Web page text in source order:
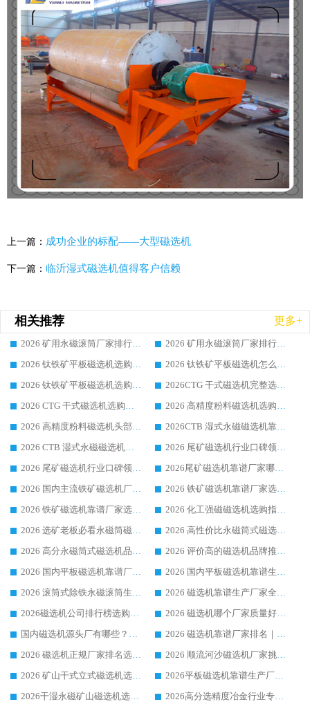
上一篇： 成功企业的标配——大型磁选机
下一篇： 临沂湿式磁选机值得客户信赖
相关推荐 更多+
2026 矿用永磁滚筒厂家排行榜选购干货指南 行业口碑标杆华体会手机网页版-华体会(中国) 实力出众
2026 矿用永磁滚筒厂家排行榜选购指南，行业口碑领域强者华体会手机网页版-华体会(中国)
2026 钛铁矿平板磁选机选购全攻略 市场公认优质品牌厂家实力排行榜
2026 钛铁矿平板磁选机怎么选 靠谱生产企业实力排行榜选购参考攻略
2026 钛铁矿平板磁选机选购指南 行业口碑优选品牌生产企业实力排行榜
2026CTG 干式磁选机完整选购指南 行业口碑顶尖靠谱生产龙头厂家实力推荐
2026 CTG 干式磁选机选购指南|行业口碑靠谱生产厂家领域强者推荐
2026 高精度粉料磁选机选购全攻略 行业优质品牌华体会手机网页版-华体会(中国) 实力深度解析
2026 高精度粉料磁选机头部厂家选购指南 行业口碑靠谱品牌推荐 领域强者华体会手机网页版-华体会(中国) 解析
2026CTB 湿式永磁磁选机靠谱厂家实力排行榜 铁矿选矿设备采购全流程选购指南
2026 CTB 湿式永磁磁选机选购指南|行业口碑良好品牌推荐，领域强者华体会手机网页版-华体会(中国)
2026 尾矿磁选机行业口碑领域强者，源头直供国内主流厂家华体会手机网页版-华体会(中国) 一站式服务
2026 尾矿磁选机行业口碑领域强者，源头直供国内主流厂家华体会手机网页版-华体会(中国) 一站式服务
2026尾矿磁选机靠谱厂家哪家好 行业口碑领域强者华体会手机网页版-华体会(中国) 推荐
2026 国内主流铁矿磁选机厂家选购指南|行业口碑好品牌推荐，领域强者华体会手机网页版-华体会(中国)
2026 铁矿磁选机靠谱厂家选购全攻略 行业标杆华体会手机网页版-华体会(中国) 设备性价比出众
2026 铁矿磁选机靠谱厂家选购指南，领域强者华体会手机网页版-华体会(中国) 铁矿磁选机性价比高
2026 化工强磁磁选机选购指南 5 家行业口碑靠谱厂家领域强者推荐
2026 选矿老板必看永磁筒磁选机推荐 行业头部品牌口碑设备选购全攻略
2026 高性价比永磁筒式磁选机品牌盘点 行业强者口碑实测选购完整指南
2026 高分永磁筒式磁选机品牌推荐 选矿设备强者对比测评采购避坑全攻略
2026 评价高的磁选机品牌推荐选购指南，永磁筒式磁选机设备领域强者全景行业口碑解析
2026 国内平板磁选机靠谱厂家排名 行业实测口碑设备按需选购全指南
2026 国内平板磁选机靠谱生产厂家推荐排名|行业口碑选购指南，领域强者按需选设备
2026 滚筒式除铁永磁滚筒生产厂家推荐排名|行业口碑选购指南，领域强者源头厂商精选
2026 磁选机靠谱生产厂家全梳理 分场景选型行业头部品牌选购参考攻略
2026磁选机公司排行榜选购指南|正规源头厂家推荐，领域强者高性价比靠谱信赖品牌
2026 磁选机哪个厂家质量好？十大靠谱磁电企业排名选购指南
国内磁选机源头厂有哪些？2026 综合实力排名与采购避坑技巧
2026 磁选机靠谱厂家排名｜华体会手机网页版-华体会(中国) 高性价比磁选机磁电品牌
2026 磁选机正规厂家排名选购指南|行业口碑信赖品牌推荐性价比高靠谱磁电企业
2026 顺流河沙磁选机厂家挑选攻略 | 业内口碑龙头企业高性价比品牌推荐
2026 矿山干式立式磁选机选型攻略 梳理深耕磁电装备多年靠谱生产厂商
2026平板磁选机靠谱生产厂家选购指南 行业口碑良好品牌推荐 磁电领域实力强者
2026干湿永磁矿山磁选机选型攻略 优质生产厂家排名 选矿领域高口碑品牌推荐指南
2026高分选精度冶金行业专用磁选机生产厂家,干湿式磁选机源头供应商推荐